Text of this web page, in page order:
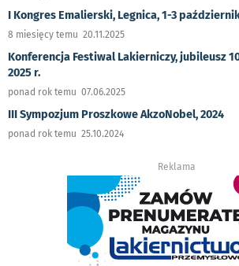
I Kongres Emalierski, Legnica, 1-3
8 miesięcy temu 20.11.2025
Konferencja Festiwal Lakierniczy, jubileusz
2025 r.
ponad rok temu 07.06.2025
III Sympozjum Proszkowe AkzoNobel, 2024
ponad rok temu 25.10.2024
Reklama